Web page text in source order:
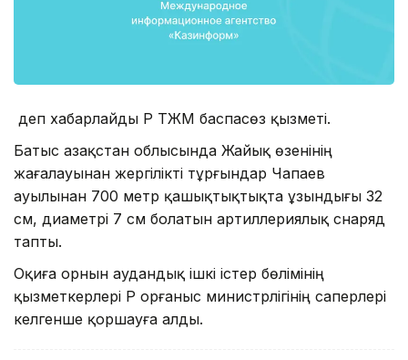
деп хабарлайды ҚР ТЖМ баспасөз қызметі.
Батыс Қазақстан облысында Жайық өзенінің
жағалауынан жергілікті тұрғындар Чапаев
ауылынан 700 метр қашықтықтықта ұзындығы 32
см, диаметрі 7 см болатын артиллериялық снаряд
тапты.
Оқиға орнын аудандық ішкі істер бөлімінің
қызметкерлері ҚР Қорғаныс министрлігінің саперлері
келгенше қоршауға алды.